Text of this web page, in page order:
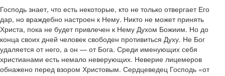
Господь знает, что есть некоторые, кто не только отвергает Его
дар, но враждебно настроен к Нему. Никто не может принять
Христа, пока не будет привлечен к Нему Духом Божиим. Но до
конца своих дней человек свободен противиться Духу. Не Бог
удаляется от него, а он — от Бога. Среди именующих себя
христианами есть немало неверующих. Неверие лицемеров
обнажено перед взором Христовым. Сердцеведец Господь «от